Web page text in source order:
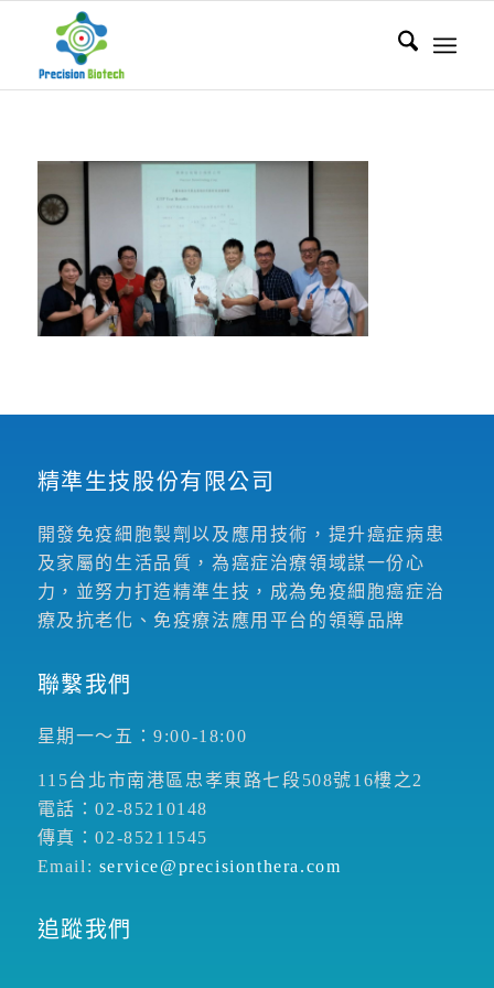
精準生技股份有限公司
開發免疫細胞製劑以及應用技術，提升癌症病患
及家屬的生活品質，為癌症治療領域謀一份心
力，並努力打造精準生技，成為免疫細胞癌症治
療及抗老化、免疫療法應用平台的領導品牌
聯繫我們
星期一～五：9:00-18:00
115台北市南港區忠孝東路七段508號16樓之2
電話：02-85210148
傳真：02-85211545
Email: service@precisionthera.com
追蹤我們